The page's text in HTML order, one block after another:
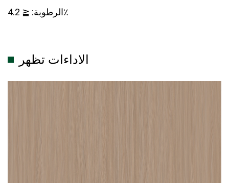
الرطوبة: ≦ 4.2٪
الاداءات تظهر